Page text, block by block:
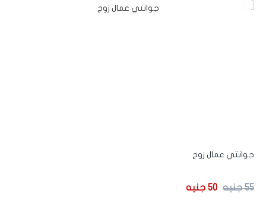
جوانتي عمال زوج
55 جنيه 50 جنيه